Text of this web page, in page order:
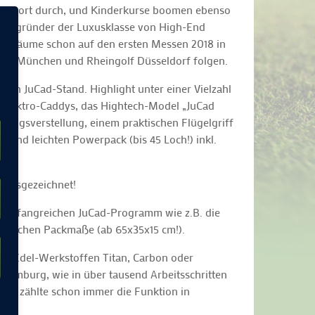
durch, und Kinderkurse boomen ebenso
der Luxusklasse von High-End
schon auf den ersten Messen 2018 in
München und Rheingolf Düsseldorf folgen.
JuCad-Stand. Highlight unter einer Vielzahl
Caddys, das Hightech-Model „JuCad
einem praktischen Flügelgriff
und leichten Powerpack (bis 45 Loch!) inkl.
ausgezeichnet!
JuCad-Programm wie z.B. die
Packmaße (ab 65x35x15 cm!).
Edel-Werkstoffen Titan, Carbon oder
Limburg, wie in über tausend Arbeitsschritten
zählte schon immer die Funktion in